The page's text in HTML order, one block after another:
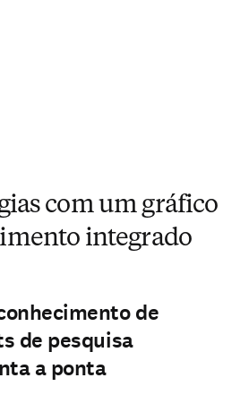
com um gráfico
integrado
de
de pesquisa
a ponta